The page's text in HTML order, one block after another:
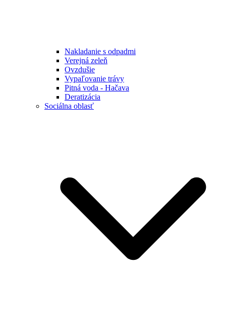
Nakladanie s odpadmi
Verejná zeleň
Ovzdušie
Vypaľovanie trávy
Pitná voda - Hačava
Deratizácia
Sociálna oblasť